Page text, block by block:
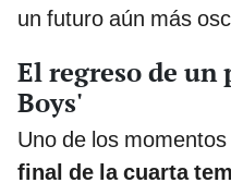
un futuro aún más
El regreso de un
Boys'
Uno de los
final de la cuarta